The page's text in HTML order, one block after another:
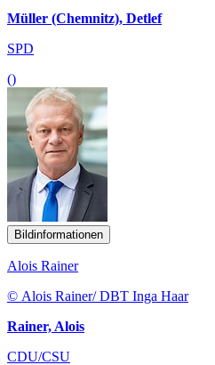
Müller (Chemnitz), Detlef
SPD
()
Bildinformationen
Alois Rainer
© Alois Rainer/ DBT Inga Haar
Rainer, Alois
CDU/CSU